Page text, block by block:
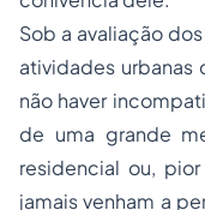
Sob a avaliação
atividades urbanas
não haver
de uma grande
residencial ou,
jamais venham a